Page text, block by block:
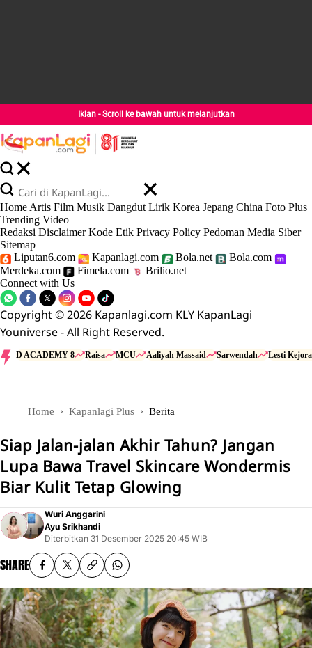
Iklan - Scroll ke bawah untuk melanjutkan
Home Artis Film Musik Dangdut Lirik Korea Jepang China Foto Plus
Trending Video
Redaksi Disclaimer Kode Etik Privacy Policy Pedoman Media Siber
Sitemap
Liputan6.com
Kapanlagi.com Bola.net
Bola.com
Merdeka.com
Fimela.com
Brilio.net
Connect with Us
Copyright © 2026 Kapanlagi.com KLY KapanLagi
Youniverse - All Right Reserved.
D ACADEMY 8 Raisa MCU Aaliyah Massaid Sarwendah Lesti Kejora
Home Kapanlagi Plus Berita
Siap Jalan-jalan Akhir Tahun? Jangan
Lupa Bawa Travel Skincare Wondermis
Biar Kulit Tetap Glowing
Wuri Anggarini
Ayu Srikhandi
Diterbitkan 31 Desember 2025 20:45 WIB
SHARE